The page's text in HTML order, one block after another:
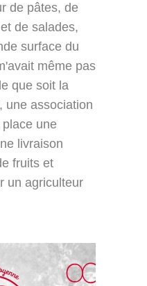
de pâtes, de
de salades,
surface du
même pas
que soit la
une association
une
livraison
fruits et
un agriculteur